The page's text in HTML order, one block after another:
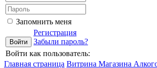
Запомнить меня
Регистрация
Забыли пароль?
Войти как пользователь:
Главная страница Витрина Магазина